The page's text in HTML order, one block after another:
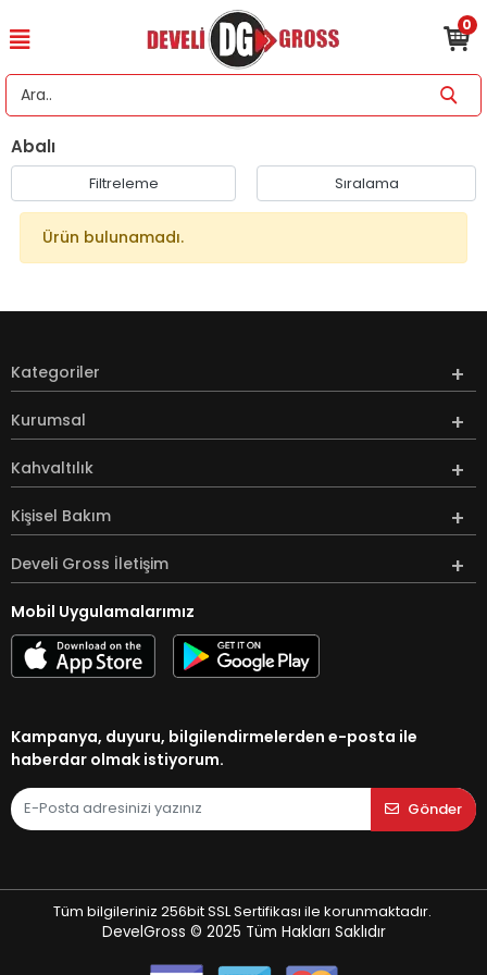
0
Abalı
Filtreleme Sıralama
Ürün bulunamadı.
Kategoriler
Kurumsal
Kahvaltılık
Kişisel Bakım
Develi Gross İletişim
Mobil Uygulamalarımız
Kampanya, duyuru, bilgilendirmelerden e-posta ile
haberdar olmak istiyorum.
Gönder
Tüm bilgileriniz 256bit SSL Sertifikası ile korunmaktadır.
DevelGross © 2025 Tüm Hakları Saklıdır